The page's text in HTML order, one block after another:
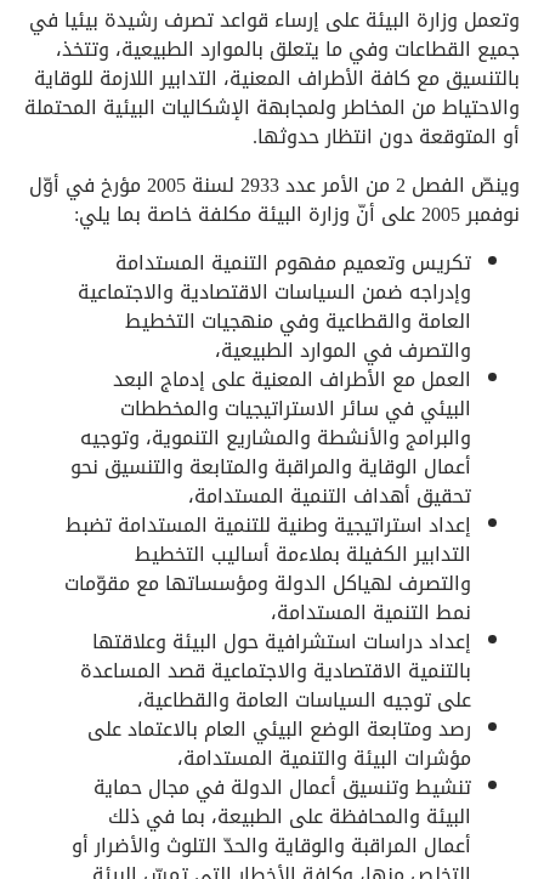
وتعمل وزارة البيئة على إرساء قواعد تصرف رشيدة بيئيا في
جميع القطاعات وفي ما يتعلق بالموارد الطبيعية، وتتخذ،
بالتنسيق مع كافة الأطراف المعنية، التدابير اللازمة للوقاية
والاحتياط من المخاطر ولمجابهة الإشكاليات البيئية المحتملة
أو المتوقعة دون انتظار حدوثها.
وينصّ الفصل 2 من الأمر عدد 2933 لسنة 2005 مؤرخ في أوّل
نوفمبر 2005 على أنّ وزارة البيئة مكلفة خاصة بما يلي:
تكريس وتعميم مفهوم التنمية المستدامة
وإدراجه ضمن السياسات الاقتصادية والاجتماعية
العامة والقطاعية وفي منهجيات التخطيط
والتصرف في الموارد الطبيعية،
العمل مع الأطراف المعنية على إدماج البعد
البيئي في سائر الاستراتيجيات والمخططات
والبرامج والأنشطة والمشاريع التنموية، وتوجيه
أعمال الوقاية والمراقبة والمتابعة والتنسيق نحو
تحقيق أهداف التنمية المستدامة،
إعداد استراتيجية وطنية للتنمية المستدامة تضبط
التدابير الكفيلة بملاءمة أساليب التخطيط
والتصرف لهياكل الدولة ومؤسساتها مع مقوّمات
نمط التنمية المستدامة،
إعداد دراسات استشرافية حول البيئة وعلاقتها
بالتنمية الاقتصادية والاجتماعية قصد المساعدة
على توجيه السياسات العامة والقطاعية،
رصد ومتابعة الوضع البيئي العام بالاعتماد على
مؤشرات البيئة والتنمية المستدامة،
تنشيط وتنسيق أعمال الدولة في مجال حماية
البيئة والمحافظة على الطبيعة، بما في ذلك
أعمال المراقبة والوقاية والحدّ التلوث والأضرار أو